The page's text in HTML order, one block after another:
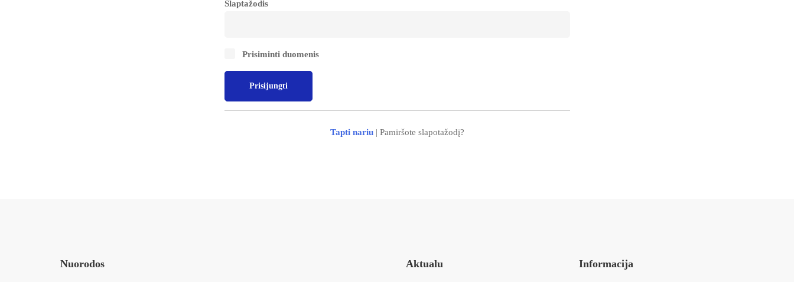
Slaptažodis
Prisiminti duomenis
Tapti nariu| Pamiršote slapotažodį?
Nuorodos Aktualu Informacija